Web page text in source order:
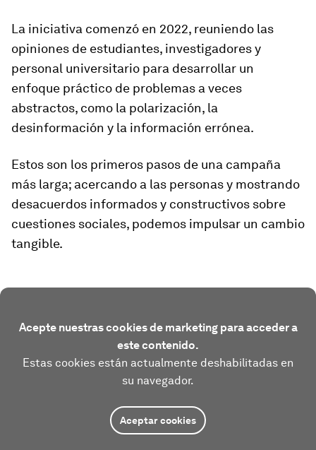
La iniciativa comenzó en 2022, reuniendo las
opiniones de estudiantes, investigadores y
personal universitario para desarrollar un
enfoque práctico de problemas a veces
abstractos, como la polarización, la
desinformación y la información errónea.
Estos son los primeros pasos de una campaña
más larga; acercando a las personas y mostrando
desacuerdos informados y constructivos sobre
cuestiones sociales, podemos impulsar un cambio
tangible.
Acepte nuestras cookies de marketing para acceder a
este contenido.
Estas cookies están actualmente deshabilitadas en
su navegador.
Aceptar cookies